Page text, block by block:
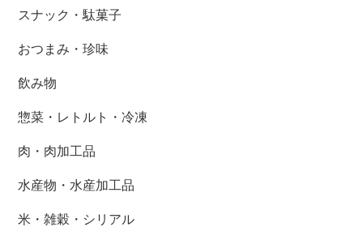
スナック・駄菓子
おつまみ・珍味
飲み物
惣菜・レトルト・冷凍
肉・肉加工品
水産物・水産加工品
米・雑穀・シリアル